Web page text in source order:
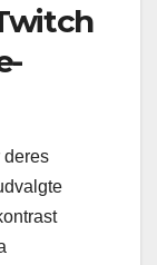
deres